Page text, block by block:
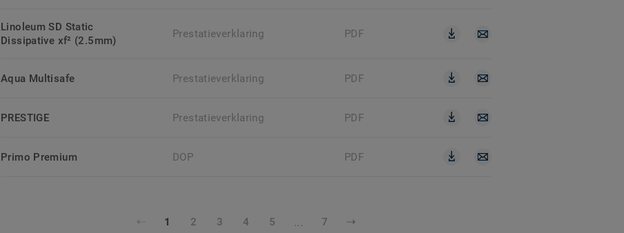
Linoleum SD Static
Dissipative xf² (2.5mm)
Prestatieverklaring PDF
Aqua Multisafe Prestatieverklaring PDF
PRESTIGE Prestatieverklaring PDF
Primo Premium DOP PDF
1 2 3 4 5 7